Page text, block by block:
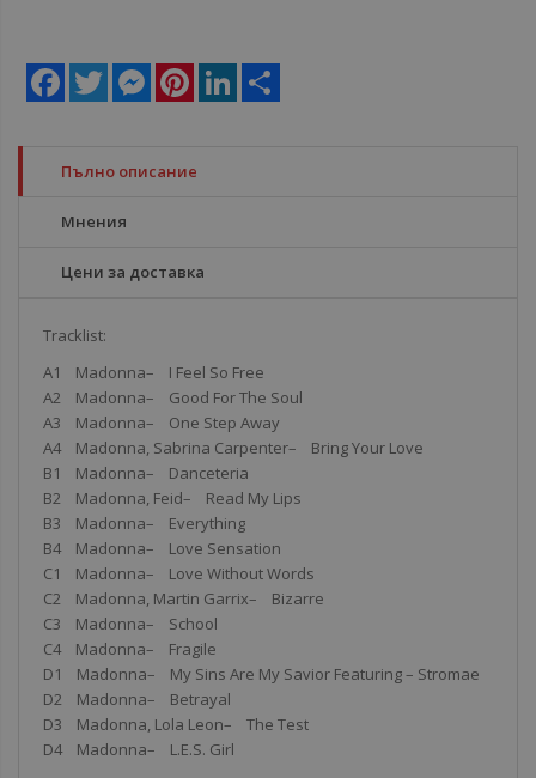
Facebook
Twitter MessengerPinterestLinkedIn
Пълно описание
Мнения
Цени за доставка
Tracklist:
A1 Madonna– I Feel So Free
A2 Madonna– Good For The Soul
A3 Madonna– One Step Away
A4 Madonna, Sabrina Carpenter– Bring Your Love
B1 Madonna– Danceteria
B2 Madonna, Feid– Read My Lips
B3 Madonna– Everything
B4 Madonna– Love Sensation
C1 Madonna– Love Without Words
C2 Madonna, Martin Garrix– Bizarre
C3 Madonna– School
C4 Madonna– Fragile
D1 Madonna– My Sins Are My Savior Featuring – Stromae
D2 Madonna– Betrayal
D3 Madonna, Lola Leon– The Test
D4 Madonna– L.E.S. Girl